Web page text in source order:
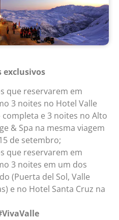
exclusivos
que reservarem em
3 noites no Hotel Valle
e 3 noites no Alto
& Spa na mesma viagem
de setembro;
que reservarem em
3 noites em um dos
(Puerta del Sol, Valle
e no Hotel Santa Cruz na